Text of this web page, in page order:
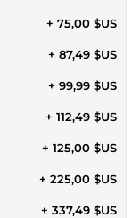
+ 75,00 $US
+ 87,49 $US
+ 99,99 $US
+ 112,49 $US
+ 125,00 $US
+ 225,00 $US
+ 337,49 $US